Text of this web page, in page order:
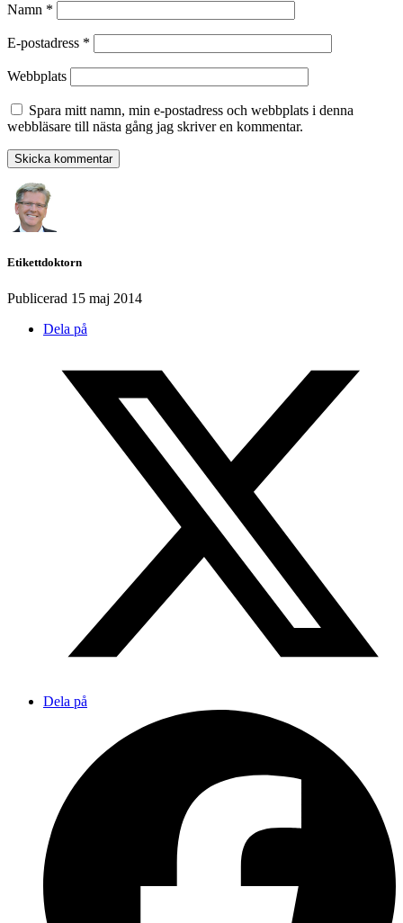
Namn *
E-postadress *
Webbplats
Spara mitt namn, min e-postadress och webbplats i denna
webbläsare till nästa gång jag skriver en kommentar.
Etikettdoktorn
Publicerad 15 maj 2014
Dela på
Dela på